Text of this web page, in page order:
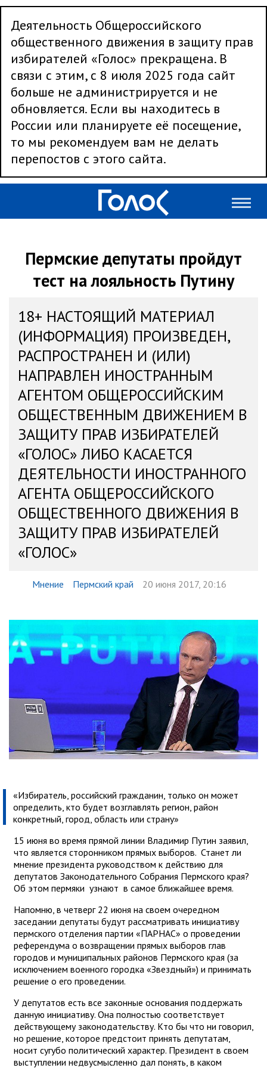
Деятельность Общероссийского
общественного движения в защиту прав
избирателей «Голос» прекращена. В
связи с этим, с 8 июля 2025 года сайт
больше не администрируется и не
обновляется. Если вы находитесь в
России или планируете её посещение,
то мы рекомендуем вам не делать
перепостов с этого сайта.
Пермские депутаты пройдут
тест на лояльность Путину
18+ НАСТОЯЩИЙ МАТЕРИАЛ
(ИНФОРМАЦИЯ) ПРОИЗВЕДЕН,
РАСПРОСТРАНЕН И (ИЛИ)
НАПРАВЛЕН ИНОСТРАННЫМ
АГЕНТОМ ОБЩЕРОССИЙСКИМ
ОБЩЕСТВЕННЫМ ДВИЖЕНИЕМ В
ЗАЩИТУ ПРАВ ИЗБИРАТЕЛЕЙ
«ГОЛОС» ЛИБО КАСАЕТСЯ
ДЕЯТЕЛЬНОСТИ ИНОСТРАННОГО
АГЕНТА ОБЩЕРОССИЙСКОГО
ОБЩЕСТВЕННОГО ДВИЖЕНИЯ В
ЗАЩИТУ ПРАВ ИЗБИРАТЕЛЕЙ
«ГОЛОС»
Мнение Пермский край 20 июня 2017, 20:16
«Избиратель, российский гражданин, только он может
определить, кто будет возглавлять регион, район
конкретный, город, область или страну»
15 июня во время прямой линии Владимир Путин заявил,
что является сторонником прямых выборов. Станет ли
мнение президента руководством к действию для
депутатов Законодательного Собрания Пермского края?
Об этом пермяки узнают в самое ближайшее время.
Напомню, в четверг 22 июня на своем очередном
заседании депутаты будут рассматривать инициативу
пермского отделения партии «ПАРНАС» о проведении
референдума о возвращении прямых выборов глав
городов и муниципальных районов Пермского края (за
исключением военного городка «Звездный») и принимать
решение о его проведении.
У депутатов есть все законные основания поддержать
данную инициативу. Она полностью соответствует
действующему законодательству. Кто бы что ни говорил,
но решение, которое предстоит принять депутатам,
носит сугубо политический характер. Президент в своем
выступлении недвусмысленно дал понять, в каком